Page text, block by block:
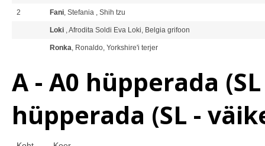
2 Fani, Stefania , Shih tzu
Loki , Afrodita Soldi Eva Loki, Belgia grifoon
Ronka, Ronaldo, Yorkshire'i terjer
A - A0 hüpperada
hüpperada (SL -